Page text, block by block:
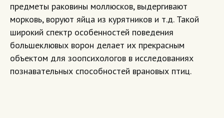
предметы раковины моллюсков, выдергивают
морковь, воруют яйца из курятников и т.д. Такой
широкий спектр особенностей поведения
большеклювых ворон делает их прекрасным
объектом для зоопсихологов в исследованиях
познавательных способностей врановых птиц.